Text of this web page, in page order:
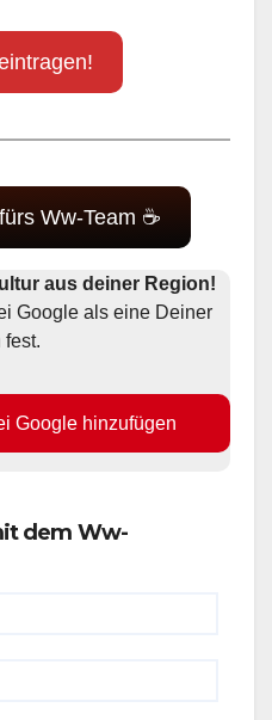
Ww-Team ☕
aus deiner Region!
Google als eine Deiner
fest.
Google hinzufügen
dem Ww-